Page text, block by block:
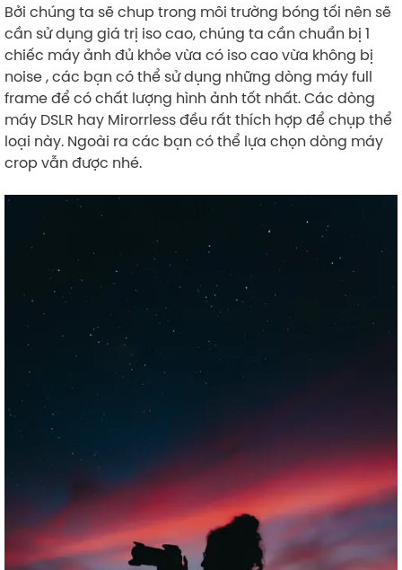
Bởi chúng ta sẽ chup trong môi trường bóng tối nên sẽ
cần sử dụng giá trị iso cao, chúng ta cần chuẩn bị 1
chiếc máy ảnh đủ khỏe vừa có iso cao vừa không bị
noise , các bạn có thể sử dụng những dòng máy full
frame để có chất lượng hình ảnh tốt nhất. Các dòng
máy DSLR hay Mirorrless đều rất thích hợp để chụp thể
loại này. Ngoài ra các bạn có thể lựa chọn dòng máy
crop vẫn được nhé.